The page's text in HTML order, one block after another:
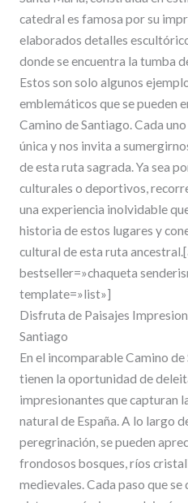
catedral es famosa por su
elaborados detalles
donde se encuentra la tumba
Estos son solo algunos
emblemáticos que se pueden
Camino de Santiago. Cada
única y nos invita a
de esta ruta sagrada. Ya sea
culturales o deportivos,
una experiencia inolvidable
historia de estos lugares y
cultural de esta ruta
bestseller=»chaqueta
template=»list»]
Disfruta de Paisajes
Santiago
En el incomparable Camino
tienen la oportunidad de
impresionantes que capturan
natural de España. A lo largo
peregrinación, se pueden
frondosos bosques, ríos
medievales. Cada paso que se